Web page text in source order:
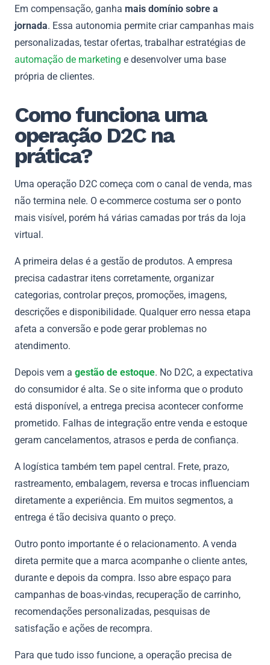
Em compensação, ganha mais domínio sobre a
jornada. Essa autonomia permite criar campanhas mais
personalizadas, testar ofertas, trabalhar estratégias de
automação de marketing e desenvolver uma base
própria de clientes.
Como funciona uma
operação D2C na
prática?
Uma operação D2C começa com o canal de venda, mas
não termina nele. O e-commerce costuma ser o ponto
mais visível, porém há várias camadas por trás da loja
virtual.
A primeira delas é a gestão de produtos. A empresa
precisa cadastrar itens corretamente, organizar
categorias, controlar preços, promoções, imagens,
descrições e disponibilidade. Qualquer erro nessa etapa
afeta a conversão e pode gerar problemas no
atendimento.
Depois vem a gestão de estoque. No D2C, a expectativa
do consumidor é alta. Se o site informa que o produto
está disponível, a entrega precisa acontecer conforme
prometido. Falhas de integração entre venda e estoque
geram cancelamentos, atrasos e perda de confiança.
A logística também tem papel central. Frete, prazo,
rastreamento, embalagem, reversa e trocas influenciam
diretamente a experiência. Em muitos segmentos, a
entrega é tão decisiva quanto o preço.
Outro ponto importante é o relacionamento. A venda
direta permite que a marca acompanhe o cliente antes,
durante e depois da compra. Isso abre espaço para
campanhas de boas-vindas, recuperação de carrinho,
recomendações personalizadas, pesquisas de
satisfação e ações de recompra.
Para que tudo isso funcione, a operação precisa de